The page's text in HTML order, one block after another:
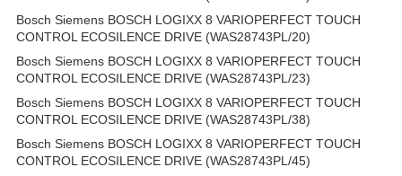
Bosch Siemens BOSCH LOGIXX 8 VARIOPERFECT TOUCH
CONTROL ECOSILENCE DRIVE (WAS28743PL/20)
Bosch Siemens BOSCH LOGIXX 8 VARIOPERFECT TOUCH
CONTROL ECOSILENCE DRIVE (WAS28743PL/23)
Bosch Siemens BOSCH LOGIXX 8 VARIOPERFECT TOUCH
CONTROL ECOSILENCE DRIVE (WAS28743PL/38)
Bosch Siemens BOSCH LOGIXX 8 VARIOPERFECT TOUCH
CONTROL ECOSILENCE DRIVE (WAS28743PL/45)